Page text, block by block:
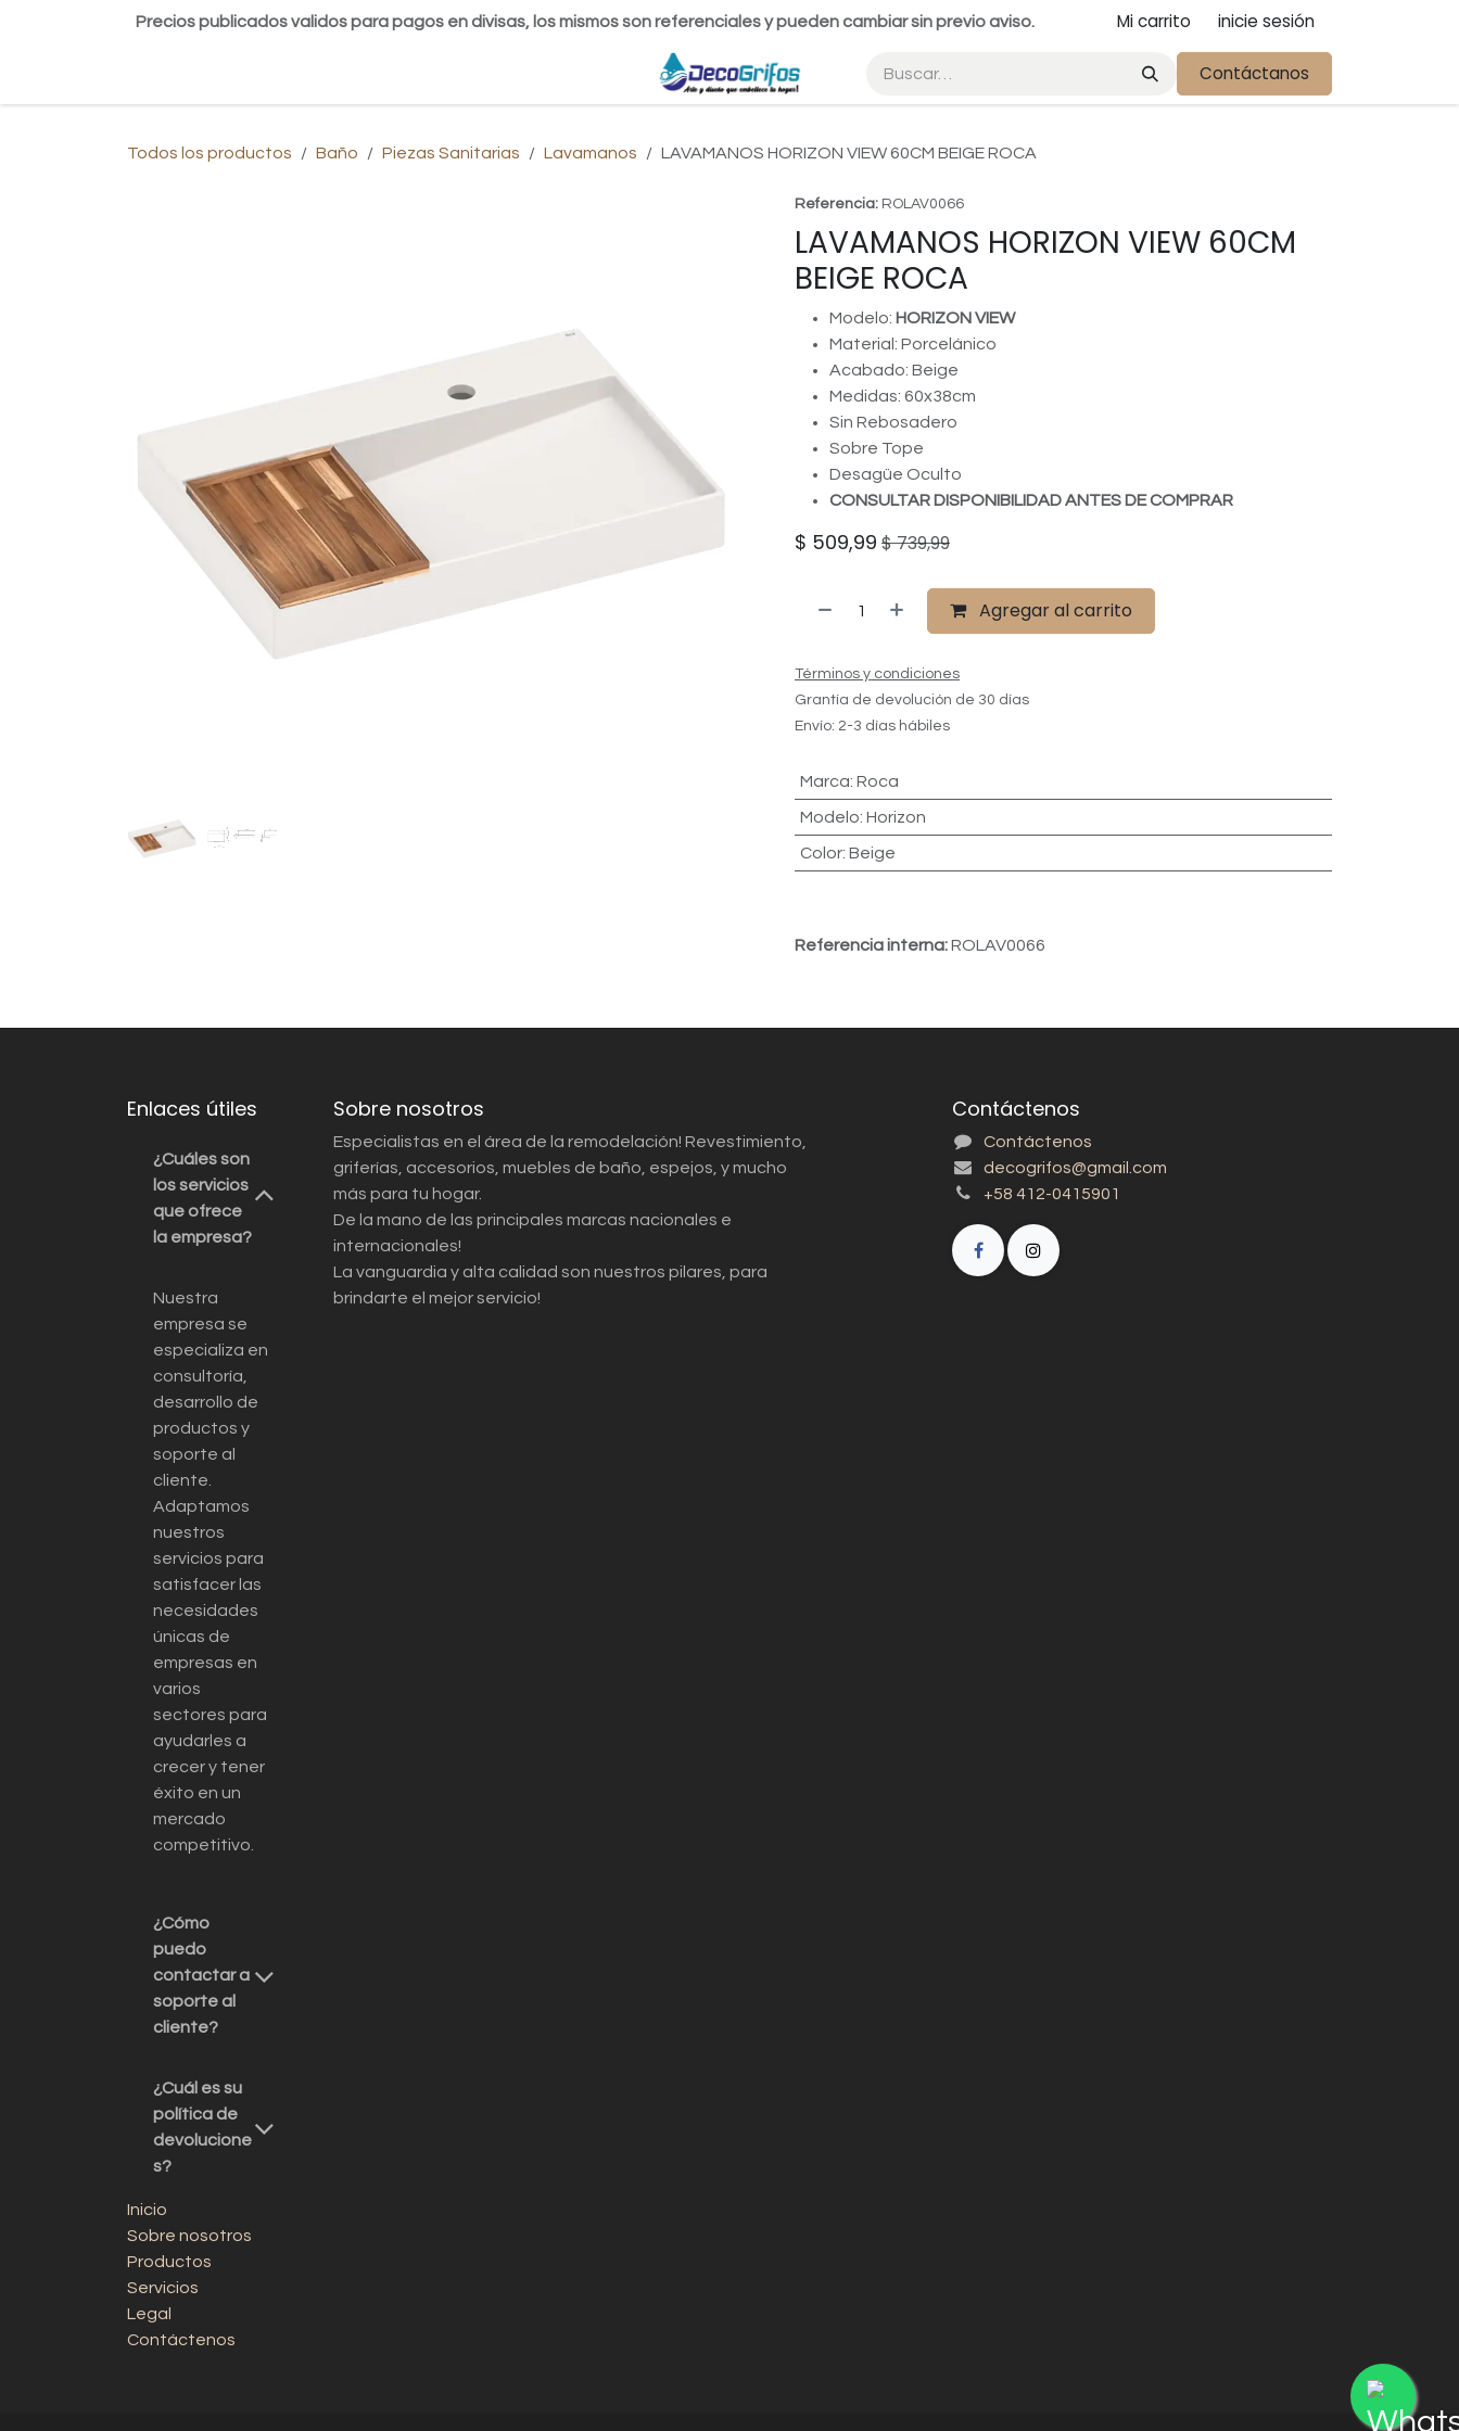
Precios publicados validos para pagos en divisas, los mismos son referenciales y pueden cambiar sin previo aviso. Mi carrito inicie sesión
Contáctanos
Todos los productos Baño Piezas Sanitarias Lavamanos LAVAMANOS HORIZON VIEW 60CM BEIGE ROCA
Referencia: ROLAV0066
LAVAMANOS HORIZON VIEW 60CM
BEIGE ROCA
Modelo: HORIZON VIEW
Material: Porcelánico
Acabado: Beige
Medidas: 60x38cm
Sin Rebosadero
Sobre Tope
Desagüe Oculto
CONSULTAR DISPONIBILIDAD ANTES DE COMPRAR
$ 509,99 $739,99
Agregar al carrito
Términos y condiciones
Grantía de devolución de 30 días
Envío: 2-3 días hábiles
Marca: Roca
Modelo: Horizon
Color: Beige
Referencia interna:ROLAV0066
Enlaces útiles
¿Cuáles son
los servicios
que ofrece
la empresa?
Nuestra
empresa se
especializa en
consultoría,
desarrollo de
productos y
soporte al
cliente.
Adaptamos
nuestros
servicios para
satisfacer las
necesidades
únicas de
empresas en
varios
sectores para
ayudarles a
crecer y tener
éxito en un
mercado
competitivo.
¿Cómo
puedo
contactar a
soporte al
cliente?
¿Cuál es su
política de
devolucione
s?
Inicio
Sobre nosotros
Productos
Servicios
Legal
Contáctenos
Sobre nosotros
Especialistas en el área de la remodelación! Revestimiento,
griferías, accesorios, muebles de baño, espejos, y mucho
más para tu hogar.
De la mano de las principales marcas nacionales e
internacionales!
La vanguardia y alta calidad son nuestros pilares, para
brindarte el mejor servicio!
Contáctenos
Contáctenos
decogrifos@gmail.com
+58 412-0415901